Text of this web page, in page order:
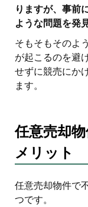
りますが、事前
ような問題を発
そもそもそのよ
が起こるのを避
せずに競売にか
ます。
任意売却
メリット
任意売却物件で
つです。